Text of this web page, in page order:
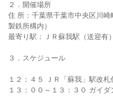
２．開催場所
住 所：千葉県千葉市中央区川
製鉄所構内）
最寄り駅：ＪＲ蘇我駅（送迎有）
３．スケジュール
１２：４５ ＪＲ「蘇我」駅改札
１３：００～１３：３０ ガイ